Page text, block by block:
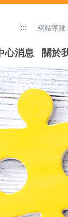
::: 網站導覽
心消息 關於
群分享工具列